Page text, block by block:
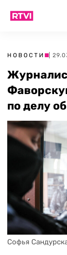
НОВОСТИ |
по делу
Софья